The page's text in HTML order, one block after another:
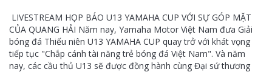
LIVESTREAM HỌP BÁO U13 YAMAHA CUP VỚI SỰ GÓP MẶT
CỦA QUANG HẢI Năm nay, Yamaha Motor Việt Nam đưa Giải
bóng đá Thiếu niên U13 YAMAHA CUP quay trở với khát vọng
tiếp tục "Chắp cánh tài năng trẻ bóng đá Việt Nam". Và năm
nay, các cầu thủ U13 sẽ được đồng hành cùng Đại sứ thương